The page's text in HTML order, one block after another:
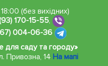
(без вихідних)
170-15-55,
004-06-36
для саду та городу»
Привозна, 14 На мапі